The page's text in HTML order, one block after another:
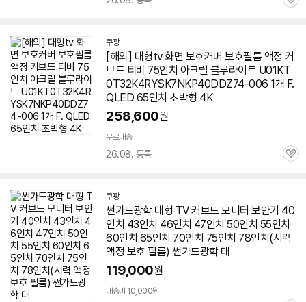
관
쿠팡
[해외] 대형tv화면 보호커버 보호필름 액정 커
브드 티비 75인치 아크릴 블루라이트 U01KT
0T32K4RYSK7NKP40DDZ74-006 1개 F.
QLED 65인치 초박형 4K
258,600원
무료배송
26.08. 등록
관
쿠팡
썬가드광학 대형 TV커브드 모니터 보안기 40
인치 43인치 46인치 47인치 50인치 55인치
60인치 65인치 70인치 75인치 78인치(시력
액정 보호 필름) 썬가드광학 대
119,000원
배송비 10,000원